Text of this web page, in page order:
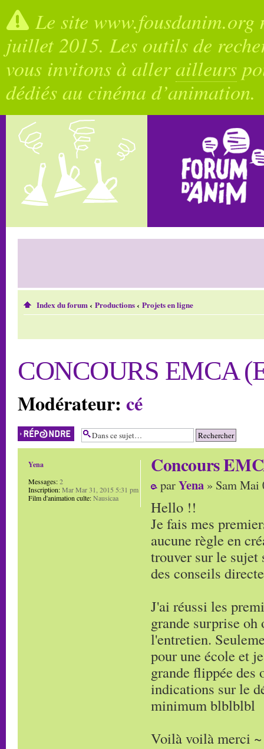
Le site
juillet 2015. Les outils de
vous invitons à allerailleurs
dédiés au cinéma d’animation.
Index du forum‹ Productions‹ Projets en ligne
CONCOURS EMCA
Modérateur: cé
Répondre
Concours
parYena » Sam Mai
Hello !!
Je fais mes
aucune règle en
trouver sur le sujet
des conseils
J'ai réussi les
grande surprise
l'entretien.
pour une école et
grande flippée des
indications sur le
minimum blblblbl
Voilà voilà merci ~
Yena
Messages:2
Inscription:Mar Mar 31, 2015 5:31 pm
Film d'animation culte:Nausicaa